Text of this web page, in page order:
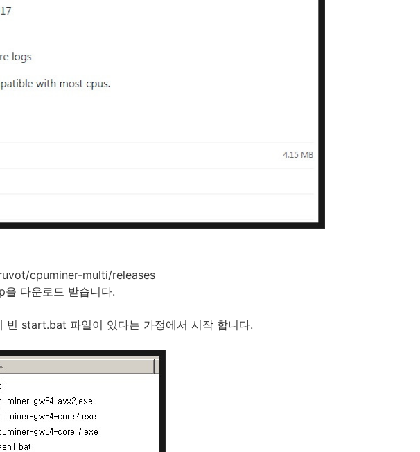
cpuminer-multi/releases
다운로드 받습니다.
빈 start.bat 파일이 있다는 가정에서 시작 합니다.